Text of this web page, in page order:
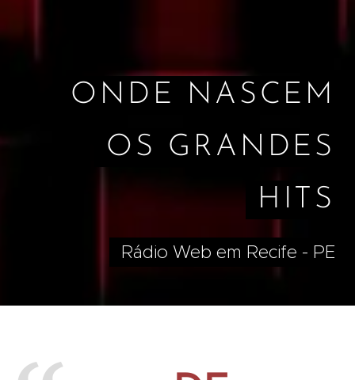
ONDE NASCEM
OS GRANDES
HITS
Rádio Web em Recife - PE